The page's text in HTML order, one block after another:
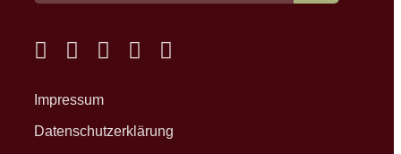
Impressum
Datenschutzerklärung